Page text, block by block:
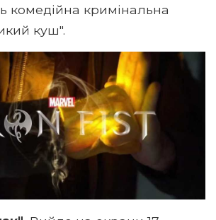
комедійна кримінальна
куш".